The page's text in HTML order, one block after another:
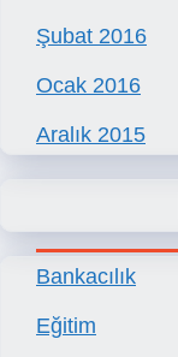
Şubat 2016
Ocak 2016
Aralık 2015
Bankacılık
Eğitim